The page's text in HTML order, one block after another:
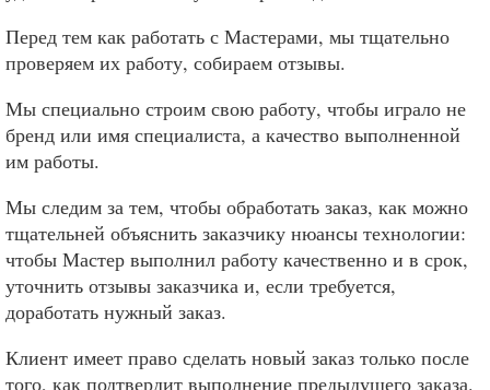
Перед тем как работать с Мастерами, мы тщательно
проверяем их работу, собираем отзывы.
Мы специально строим свою работу, чтобы играло не
бренд или имя специалиста, а качество выполненной
им работы.
Мы следим за тем, чтобы обработать заказ, как можно
тщательней объяснить заказчику нюансы технологии:
чтобы Мастер выполнил работу качественно и в срок,
уточнить отзывы заказчика и, если требуется,
доработать нужный заказ.
Клиент имеет право сделать новый заказ только после
того, как подтвердит выполнение предыдущего заказа.